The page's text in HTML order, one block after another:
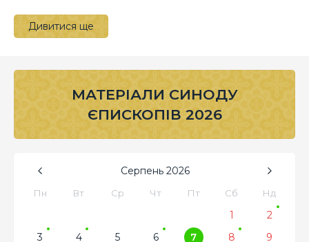
Дивитися ще
МАТЕРІАЛИ СИНОДУ
ЄПИСКОПІВ 2026
Серпень 2026
Пн Вт Ср Чт Пт Сб Нд
1
2
3
4 5 6 7 8
9